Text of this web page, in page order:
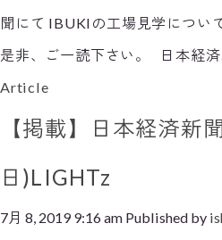
聞にて IBUKIの工場見学につい
是非、ご一読下さい。 日本経
Article
【掲載】日本経済新
日)LIGHTz
7月 8, 2019 9:16 am Published by